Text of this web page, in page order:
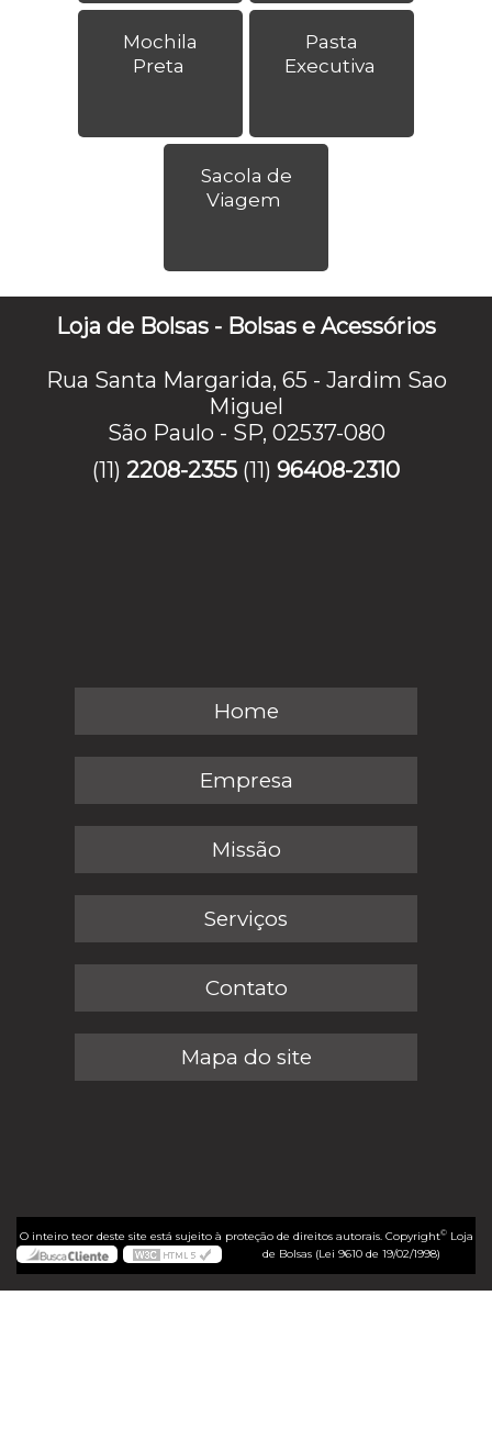
Mochila
Preta
Pasta
Executiva
Sacola de
Viagem
Loja de Bolsas - Bolsas e Acessórios
Rua Santa Margarida, 65 - Jardim Sao
Miguel
São Paulo - SP, 02537-080
(11) 2208-2355 (11) 96408-2310
Home
Empresa
Missão
Serviços
Contato
Mapa do site
O inteiro teor deste site está sujeito à proteção de direitos autorais. Copyright©Loja
de Bolsas (Lei 9610 de 19/02/1998)